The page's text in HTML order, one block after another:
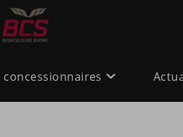
concessionnaires